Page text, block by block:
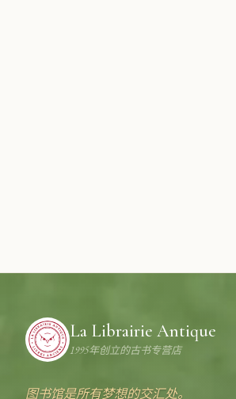
La Librairie Antique
1995年创立的古书专营店
图书馆是所有梦想的交汇处。